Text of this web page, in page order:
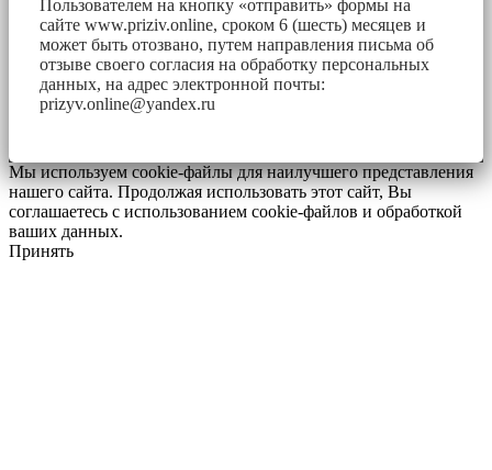
Пользователем на кнопку «отправить» формы на
сайте www.priziv.online, сроком 6 (шесть) месяцев и
может быть отозвано, путем направления письма об
отзыве своего согласия на обработку персональных
данных, на адрес электронной почты:
prizyv.online@yandex.ru
Мы используем cookie-файлы для наилучшего представления
нашего сайта. Продолжая использовать этот сайт, Вы
соглашаетесь с использованием cookie-файлов и обработкой
ваших данных.
Принять